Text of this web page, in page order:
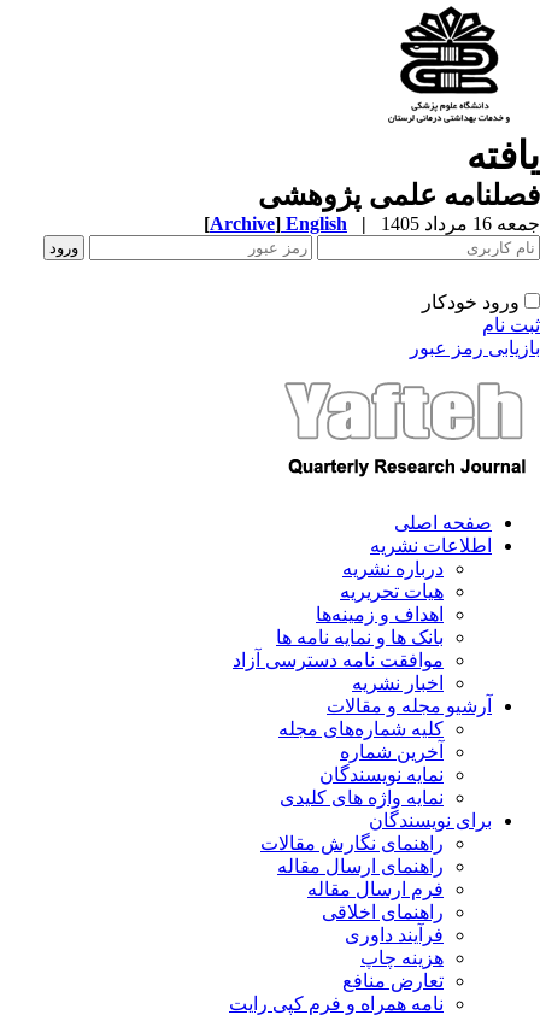
علمی پژوهشی
مرداد 1405 |
English
[Archive]
ورود خودکار
نام
رمز عبور
صفحه اصلی
اطلاعات نشریه
درباره نشریه
هیات تحریریه
اهداف و زمینه‌ها
بانک ها و نمایه نامه ها
موافقت نامه دسترسی آزاد
اخبار نشریه
آرشیو مجله و مقالات
کلیه شماره‌های مجله
آخرین شماره
نمایه نویسندگان
نمایه واژه های کلیدی
برای نویسندگان
راهنمای نگارش مقالات
راهنمای ارسال مقاله
فرم ارسال مقاله
راهنمای اخلاقی
فرآیند داوری
هزینه چاپ
تعارض منافع
نامه همراه و فرم کپی رایت